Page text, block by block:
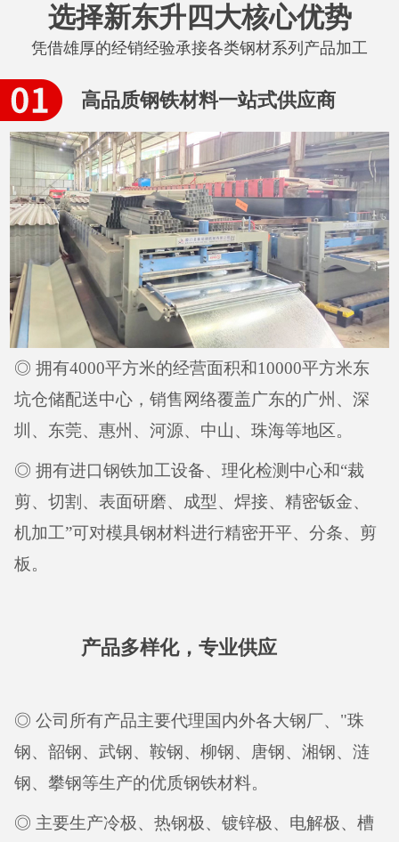
选择新东升四大核心优势
凭借雄厚的经销经验承接各类钢材系列产品加工
高品质钢铁材料一站式供应商
◎ 拥有4000平方米的经营面积和10000平方米东
坑仓储配送中心，销售网络覆盖广东的广州、深
圳、东莞、惠州、河源、中山、珠海等地区。
◎ 拥有进口钢铁加工设备、理化检测中心和“裁
剪、切割、表面研磨、成型、焊接、精密钣金、
机加工”可对模具钢材料进行精密开平、分条、剪
板。
产品多样化，专业供应
◎ 公司所有产品主要代理国内外各大钢厂、"珠
钢、韶钢、武钢、鞍钢、柳钢、唐钢、湘钢、涟
钢、攀钢等生产的优质钢铁材料。
◎ 主要生产冷极、热钢极、镀锌极、电解极、槽